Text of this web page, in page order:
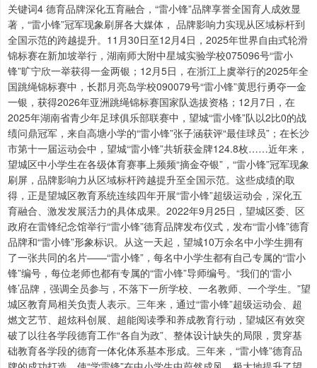
关键词4 德育品牌深化五育融合，“雷小锋”品牌享誉全国育人成效显
著，“雷小锋”冠军现象刷屏各大媒体， 品牌影响力实现从区域标杆到
全国示范的跨越提升。11月30日至12月4日，2025年世界自由式轮滑
锦标赛在新加坡举行，湖南师大附中星城实验学校075096号“雷小
锋”旷宁欣一举获得一金两银；12月5日，在浙江上虞举行的2025年全
国跳绳锦标赛中，长郡月亮岛学校090079号“雷小锋”黄思行勇夺一金
一银，获得2026年亚洲跳绳锦标赛国家队选拔资格；12月7日，在
2025年湖南省青少年足球俱乐部联赛中，望城“雷小锋”队以2比0的战
绩问鼎冠军，来自高塘小学的“雷小锋”张子涵获评“最佳球员”；在长沙
市第十一届运动会中，望城“雷小锋”共斩获金牌124.8枚……近年来，
望城区中小学生在各级体育赛事上频频“摘金夺银”，“雷小锋”冠军现象
刷屏，品牌影响力从区域标杆跨越提升至全国示范。这些成绩的取
得，正是望城区教育系统连续四年开展“雷小锋”超级运动会，深化五
育融合、激发发展活力的具体成果。2022年9月25日，望城区委、区
政府在雷锋纪念馆举行“雷小锋”德育品牌发布仪式，发布“雷小锋”德育
品牌和“雷小锋”形象标识。从这一天起，望城10万余名中小学生拥有
了一张共同的名片——“雷小锋”，每名中小学生都有自己专属的“雷小
锋”编号，每位老师也都有专属的“雷小锋”导师编号。“我们的‘雷小
锋’品牌，强调全员参与，不落下一所学校、一名教师、一个学生。”望
城区教育局相关负责人表示。三年来，通过“雷小锋”超级运动会、超
燃文艺节、超炫科创展、超能阅读季和养成教育行动，望城区有效突
破了以往各学段德育工作“各自为政”、整体设计缺失的局限，贯穿基
础教育各学段的德育一体化体系基本形成。三年来，“雷小锋”德育品